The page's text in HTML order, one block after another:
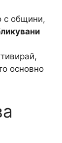
с общини,
основно